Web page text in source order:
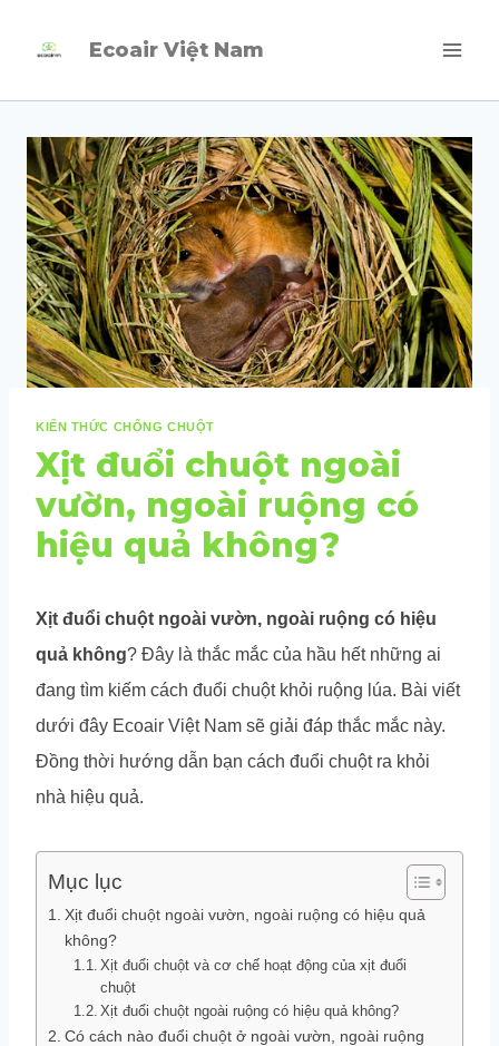
Ecoair Việt Nam
KIẾN THỨC CHỐNG CHUỘT
Xịt đuổi chuột ngoài
vườn, ngoài ruộng có
hiệu quả không?
Xịt đuổi chuột ngoài vườn, ngoài ruộng có hiệu
quả không? Đây là thắc mắc của hầu hết những ai
đang tìm kiếm cách đuổi chuột khỏi ruộng lúa. Bài viết
dưới đây Ecoair Việt Nam sẽ giải đáp thắc mắc này.
Đồng thời hướng dẫn bạn cách đuổi chuột ra khỏi
nhà hiệu quả.
Mục lục
Xịt đuổi chuột ngoài vườn, ngoài ruộng có hiệu quả
không?
Xịt đuổi chuột và cơ chế hoạt động của xịt đuổi
chuột
Xịt đuổi chuột ngoài ruộng có hiệu quả không?
Có cách nào đuổi chuột ở ngoài vườn, ngoài ruộng